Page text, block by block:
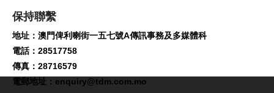
保持聯繫
地址：澳門俾利喇街一五七號A傳訊事務及多媒體科
電話：28517758
傳真：28716579
電郵地址： enquiry@tdm.com.mo